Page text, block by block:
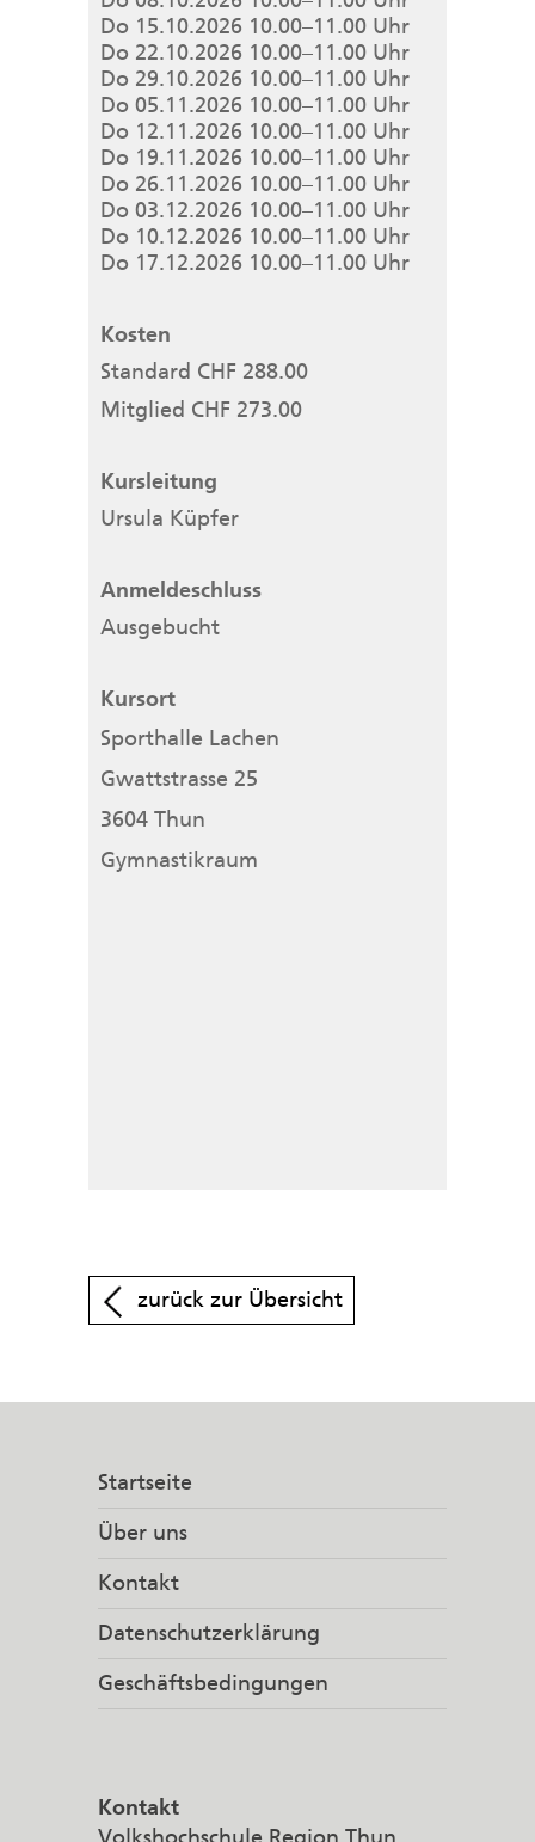
Do 15.10.2026 10.00–11.00 Uhr
Do 22.10.2026 10.00–11.00 Uhr
Do 29.10.2026 10.00–11.00 Uhr
Do 05.11.2026 10.00–11.00 Uhr
Do 12.11.2026 10.00–11.00 Uhr
Do 19.11.2026 10.00–11.00 Uhr
Do 26.11.2026 10.00–11.00 Uhr
Do 03.12.2026 10.00–11.00 Uhr
Do 10.12.2026 10.00–11.00 Uhr
Do 17.12.2026 10.00–11.00 Uhr
Kosten
Standard CHF 288.00
Mitglied CHF 273.00
Kursleitung
Ursula Küpfer
Anmeldeschluss
Ausgebucht
Kursort
Sporthalle Lachen
Gwattstrasse 25
3604 Thun
Gymnastikraum
zurück zur Übersicht
Startseite
Über uns
Kontakt
Datenschutzerklärung
Geschäftsbedingungen
Kontakt